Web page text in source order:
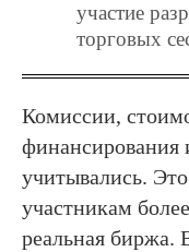
участие
торговых
Комиссии,
финансирования
учитывались.
участникам
реальная биржа.